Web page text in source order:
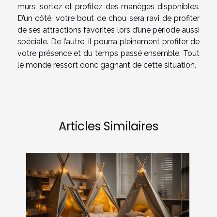
murs, sortez et profitez des manèges disponibles.
D’un côté, votre bout de chou sera ravi de profiter
de ses attractions favorites lors d’une période aussi
spéciale. De l’autre, il pourra pleinement profiter de
votre présence et du temps passé ensemble. Tout
le monde ressort donc gagnant de cette situation.
Articles Similaires